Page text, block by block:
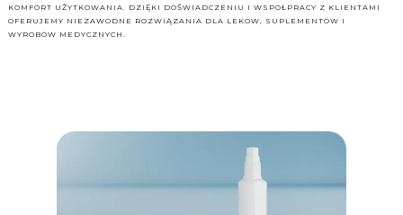
KOMFORT UŻYTKOWANIA. DZIĘKI DOŚWIADCZENIU I WSPÓŁPRACY Z KLIENTAMI
OFERUJEMY NIEZAWODNE ROZWIĄZANIA DLA LEKÓW, SUPLEMENTÓW I
WYROBÓW MEDYCZNYCH.